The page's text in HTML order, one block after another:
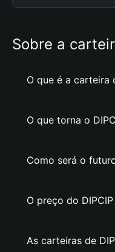
Sobre a
O que é a carteira
O que torna o
Como será o
O preço do
As carteiras de